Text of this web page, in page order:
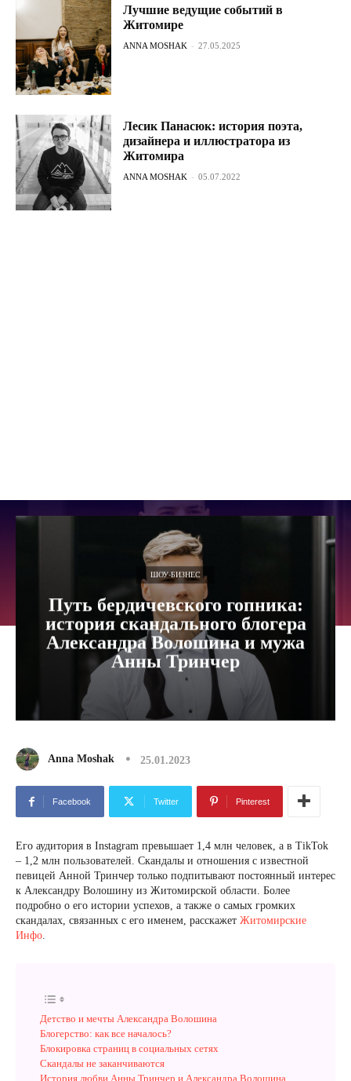
Лучшие ведущие событий в
Житомире
ANNA MOSHAK - 27.05.2025
Лесик Панасюк: история поэта,
дизайнера и иллюстратора из
Житомира
ANNA MOSHAK - 05.07.2022